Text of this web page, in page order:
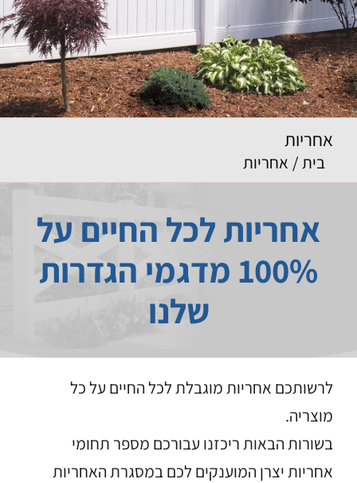
אחריות
בית/ אחריות
אחריות לכל החיים על
100% מדגמי הגדרות
שלנו
לרשותכם אחריות מוגבלת לכל החיים על כל
מוצריה.
בשורות הבאות ריכזנו עבורכם מספר תחומי
אחריות יצרן המוענקים לכם במסגרת האחריות